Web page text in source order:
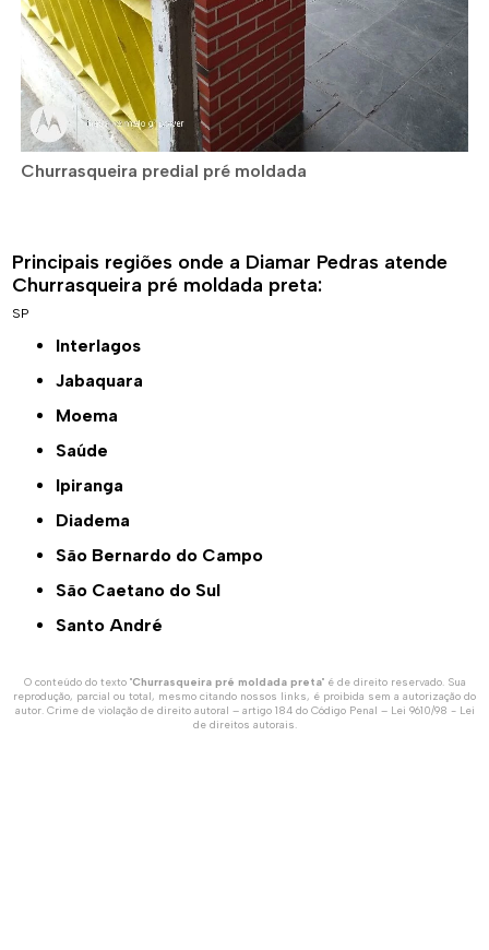
Churrasqueira predial pré moldada
Principais regiões onde a Diamar Pedras atende
Churrasqueira pré moldada preta:
SP
Interlagos
Jabaquara
Moema
Saúde
Ipiranga
Diadema
São Bernardo do Campo
São Caetano do Sul
Santo André
O conteúdo do texto "Churrasqueira pré moldada preta" é de direito reservado. Sua
reprodução, parcial ou total, mesmo citando nossos links, é proibida sem a autorização do
autor. Crime de violação de direito autoral – artigo 184 do Código Penal – Lei 9610/98 - Lei
de direitos autorais